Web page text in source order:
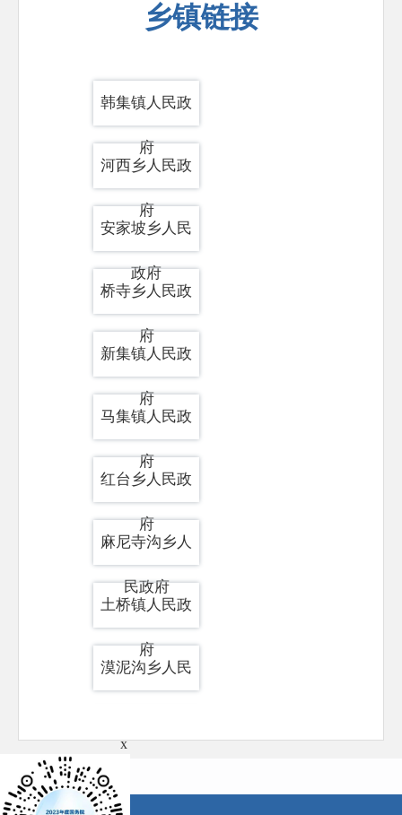
乡镇链接
韩集镇人民政
府
河西乡人民政
府
安家坡乡人民
政府
桥寺乡人民政
府
新集镇人民政
府
马集镇人民政
府
红台乡人民政
府
麻尼寺沟乡人
民政府
土桥镇人民政
府
漠泥沟乡人民
坡头乡人民政
x